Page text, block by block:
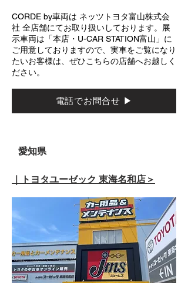
CORDE by車両は ネッツトヨタ富山株式会
社 全店舗にてお取り扱いしております。
展
示車両は「本店・U-CAR STATION富山」に
ご用意しておりますので、実車をご覧になり
たいお客様は、ぜひこちらの店舗へお越しく
ださい。​
電話でお問合せ ▶
​愛知県
｜トヨタユーゼック 東海名和店＞